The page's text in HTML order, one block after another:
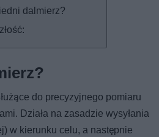
dalmierz?
do precyzyjnego pomiaru
Działa na zasadzie wysyłania
w kierunku celu, a następnie